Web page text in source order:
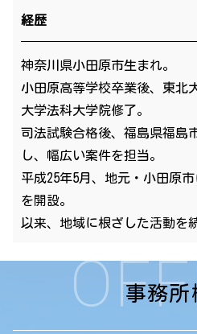
経歴
神奈川県小田原市生まれ。
小田原高等学校卒業後、東北
大学法科大学院修了。
司法試験合格後、福島県福島
し、幅広い案件を担当。
平成25年5月、地元・小田原
を開設。
以来、地域に根ざした活動を
事務所